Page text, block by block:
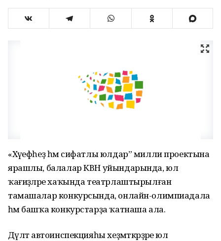
«Хәүефһеҙ һәм сифатлы юлдар” милли проектына
ярашлы, балалар КВН уйындарында, юл
ҡағиҙәләре хаҡында театрлаштырылған
тамашалар конкурсында, онлайн-олимпиадала
һәм башҡа конкурстарҙа ҡатнаша ала.
Дәүләт автоинспекцияһы хеҙмәткәрҙәре юл